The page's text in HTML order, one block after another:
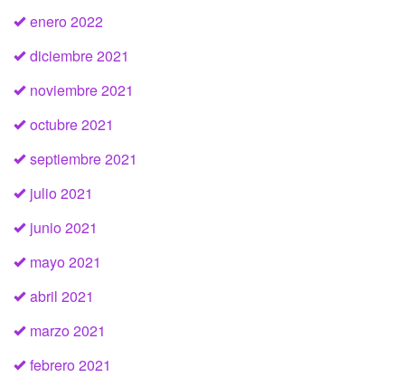
enero 2022
diciembre 2021
noviembre 2021
octubre 2021
septiembre 2021
julio 2021
junio 2021
mayo 2021
abril 2021
marzo 2021
febrero 2021